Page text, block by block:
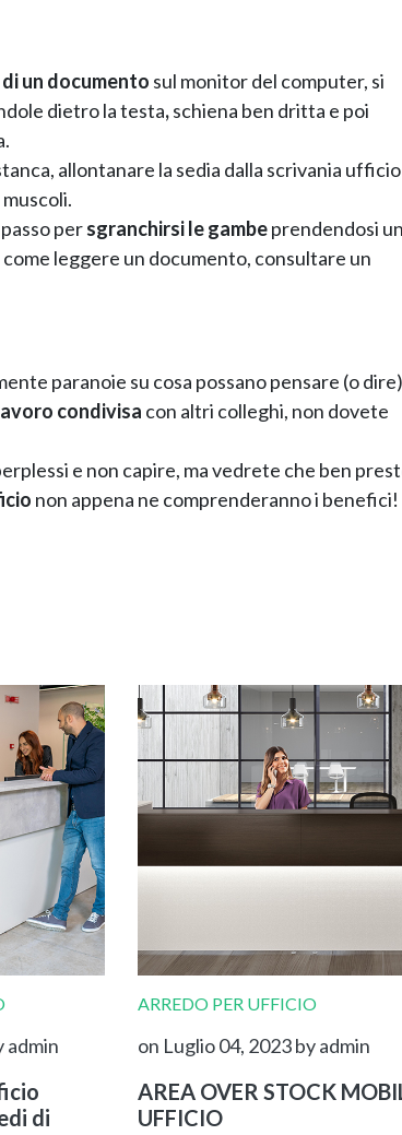
un documento sul monitor del computer, si
dietro la testa,schiena ben dritta e poi
allontanare la sedia dalla scrivania
persgranchirsi le gambeprendendosi
leggere un documento, consultare un
paranoie su cosa possano pensare (o
condivisa con altri colleghi, non dovete
e non capire, ma vedrete che ben
non appena ne comprenderanno i benefici!
admin
di
ARREDO PER UFFICIO
on Luglio 04, 2023by admin
AREA OVER STOCK
UFFICIO